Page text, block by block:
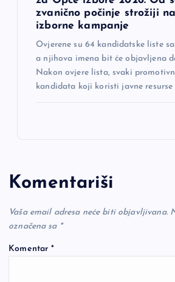
zvanično počinje strožiji
izborne kampanje
Ovjerene su 64 kandidatske liste
a njihova imena bit će objavljena
Nakon ovjere lista, svaki
kandidata koji koristi javne
Komentariši
Vaša email adresa neće biti objavljivana.
označena sa *
Komentar*